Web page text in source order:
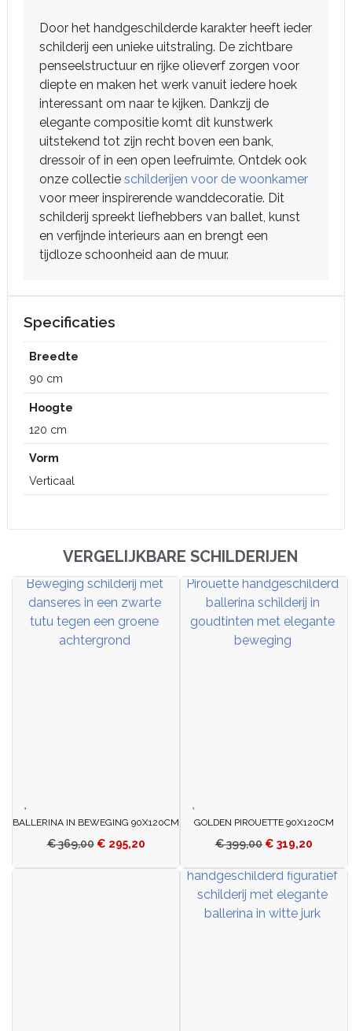
Door het handgeschilderde karakter heeft ieder
schilderij een unieke uitstraling. De zichtbare
penseelstructuur en rijke olieverf zorgen voor
diepte en maken het werk vanuit iedere hoek
interessant om naar te kijken. Dankzij de
elegante compositie komt dit kunstwerk
uitstekend tot zijn recht boven een bank,
dressoir of in een open leefruimte. Ontdek ook
onze collectie schilderijen voor de woonkamer
voor meer inspirerende wanddecoratie. Dit
schilderij spreekt liefhebbers van ballet, kunst
en verfijnde interieurs aan en brengt een
tijdloze schoonheid aan de muur.
Specificaties
Breedte
90 cm
Hoogte
120 cm
Vorm
Verticaal
VERGELIJKBARE SCHILDERIJEN
BALLERINA IN BEWEGING 90X120CM
€369,00 € 295,20
GOLDEN PIROUETTE 90X120CM
€399,00 € 319,20